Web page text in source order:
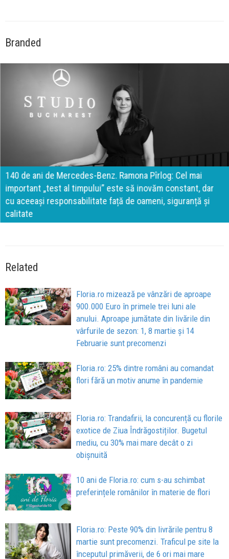
Branded
140 de ani de Mercedes-Benz. Ramona Pîrlog: Cel mai
important „test al timpului” este să inovăm constant, dar
cu aceeași responsabilitate față de oameni, siguranță și
calitate
Related
Floria.ro mizează pe vânzări de aproape
900.000 Euro în primele trei luni ale
anului. Aproape jumătate din livările din
vârfurile de sezon: 1, 8 martie și 14
Februarie sunt precomenzi
Floria.ro: 25% dintre români au comandat
flori fără un motiv anume în pandemie
Floria.ro: Trandafirii, la concurență cu florile
exotice de Ziua Îndrăgostiților. Bugetul
mediu, cu 30% mai mare decât o zi
obișnuită
10 ani de Floria.ro: cum s-au schimbat
preferințele românilor în materie de flori
Floria.ro: Peste 90% din livrările pentru 8
martie sunt precomenzi. Traficul pe site la
începutul primăverii, de 6 ori mai mare